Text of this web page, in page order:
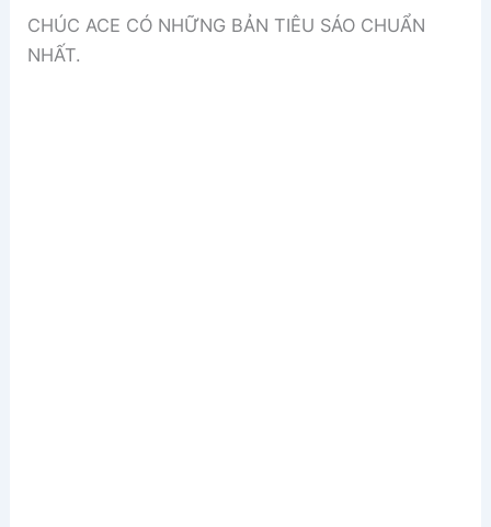
CHÚC ACE CÓ NHỮNG BẢN TIÊU SÁO CHUẨN
NHẤT.